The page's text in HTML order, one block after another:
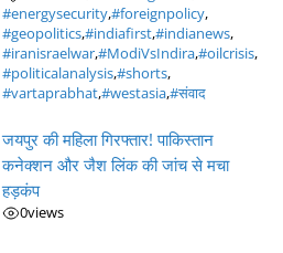
#energysecurity,#foreignpolicy,
#geopolitics,#indiafirst,#indianews,
#iranisraelwar,#ModiVsIndira,#oilcrisis,
#politicalanalysis,#shorts,
#vartaprabhat,#westasia,#संवाद
जयपुर की महिला गिरफ्तार! पाकिस्तान
कनेक्शन और जैश लिंक की जांच से मचा
हड़कंप
0views